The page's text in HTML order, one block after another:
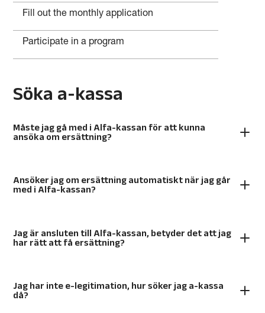
Fill out the monthly application
Participate in a program
Söka a-kassa
Måste jag gå med i Alfa-kassan för att kunna
ansöka om ersättning?
Ansöker jag om ersättning automatiskt när jag går
med i Alfa-kassan?
Jag är ansluten till Alfa-kassan, betyder det att jag
har rätt att få ersättning?
Jag har inte e-legitimation, hur söker jag a-kassa
då?